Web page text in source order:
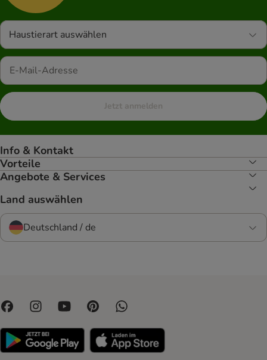
Haustierart auswählen
Jetzt anmelden
Info & Kontakt
Vorteile
Angebote & Services
Land auswählen
Deutschland / de